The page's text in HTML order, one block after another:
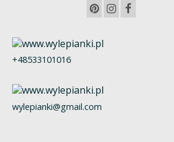
+48533101016
wylepianki@gmail.com